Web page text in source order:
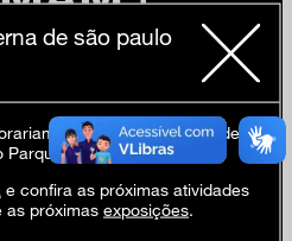
pela
Caminho pela paisagem –
de são paulo
fechada em virtude
Parque Ibirapuera.
e confira as próximas atividades
as próximas exposições.